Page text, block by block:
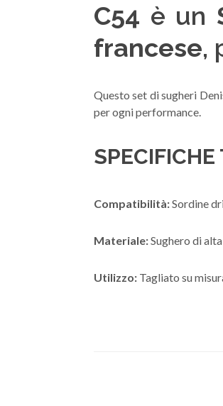
C54 è un
francese,
Questo set di sugheri
per ogni performance.
Compatibilità:Sordine
Materiale:Sughero di
Utilizzo: Tagliato su